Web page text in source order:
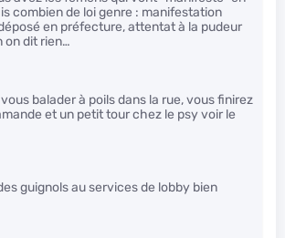
combien de loi genre : manifestation
en préfecture, attentat à la pudeur
on dit rien…
balader à poils dans la rue, vous finirez
et un petit tour chez le psy voir le
guignols au services de lobby bien